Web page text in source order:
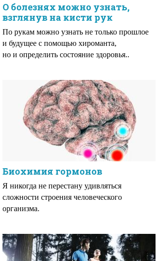
О болезнях можно узнать,
взглянув на кисти рук
По рукам можно узнать не только прошлое
и будущее с помощью хироманта,
но и определить состояние здоровья..
Биохимия гормонов
Я никогда не перестану удивляться
сложности строения человеческого
организма.